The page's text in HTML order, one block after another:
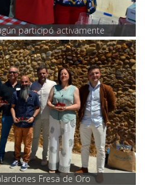
participó activamente
Fresa de Oro